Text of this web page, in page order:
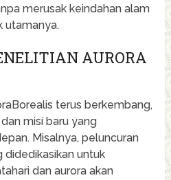
merusak keindahan alam
utamanya.
AURORA
terus berkembang,
misi baru yang
Misalnya, peluncuran
untuk
dan aurora akan